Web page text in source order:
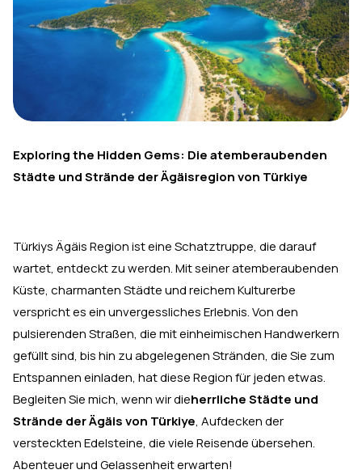
Exploring the Hidden Gems: Die atemberaubenden
Städte und Strände der Ägäisregion von Türkiye
Türkiys Ägäis Region ist eine Schatztruppe, die darauf
wartet, entdeckt zu werden. Mit seiner atemberaubenden
Küste, charmanten Städte und reichem Kulturerbe
verspricht es ein unvergessliches Erlebnis. Von den
pulsierenden Straßen, die mit einheimischen Handwerkern
gefüllt sind, bis hin zu abgelegenen Stränden, die Sie zum
Entspannen einladen, hat diese Region für jeden etwas.
Begleiten Sie mich, wenn wir dieherrliche Städte und
Strände der Ägäis von Türkiye, Aufdecken der
versteckten Edelsteine, die viele Reisende übersehen.
Abenteuer und Gelassenheit erwarten!